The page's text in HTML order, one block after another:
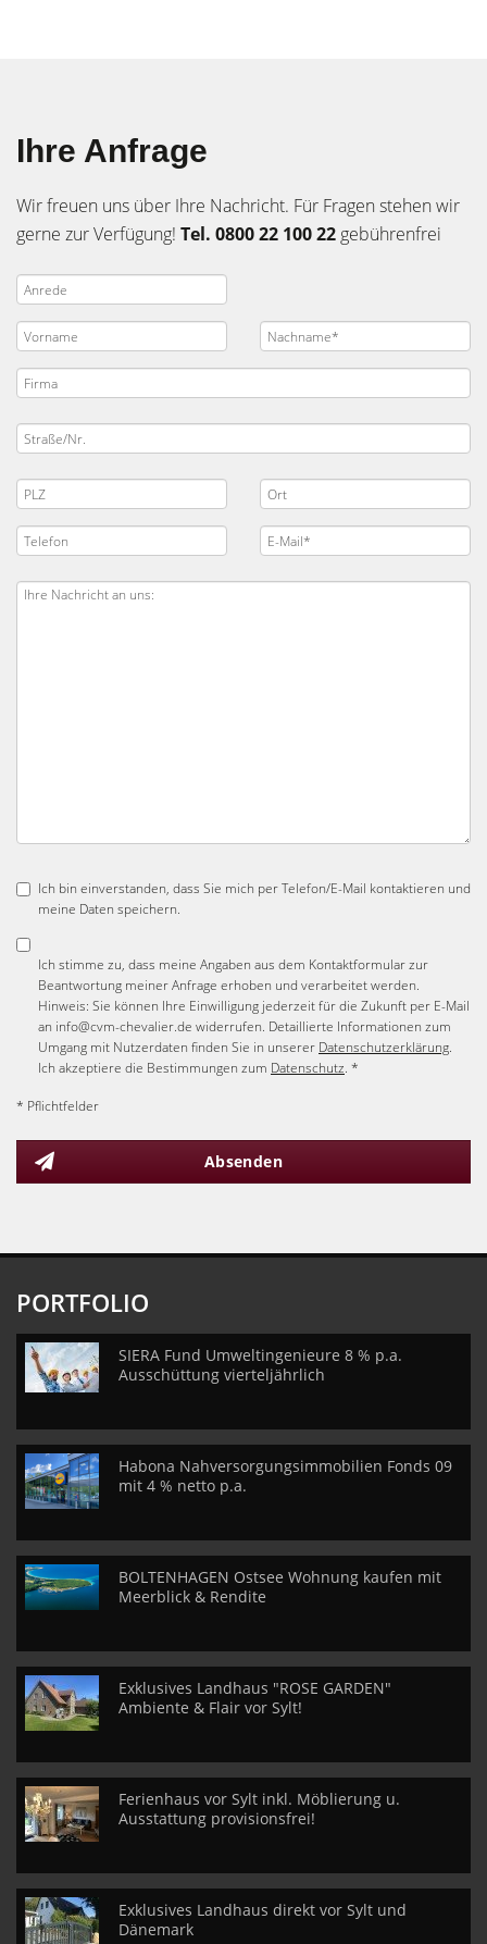
Ihre Anfrage
Wir freuen uns über Ihre Nachricht. Für Fragen stehen wir
gerne zur Verfügung! Tel. 0800 22 100 22 gebührenfrei
Ich bin einverstanden, dass Sie mich per Telefon/E-Mail kontaktieren und
meine Daten speichern.
Ich stimme zu, dass meine Angaben aus dem Kontaktformular zur
Beantwortung meiner Anfrage erhoben und verarbeitet werden.
Hinweis: Sie können Ihre Einwilligung jederzeit für die Zukunft per E-Mail
an info@cvm-chevalier.de widerrufen. Detaillierte Informationen zum
Umgang mit Nutzerdaten finden Sie in unserer Datenschutzerklärung.
Ich akzeptiere die Bestimmungen zum Datenschutz. *
* Pflichtfelder
Absenden
PORTFOLIO
SIERA Fund Umweltingenieure 8 % p.a.
Ausschüttung vierteljährlich
Habona Nahversorgungsimmobilien Fonds 09
mit 4 % netto p.a.
BOLTENHAGEN Ostsee Wohnung kaufen mit
Meerblick & Rendite
Exklusives Landhaus "ROSE GARDEN"
Ambiente & Flair vor Sylt!
Ferienhaus vor Sylt inkl. Möblierung u.
Ausstattung provisionsfrei!
Exklusives Landhaus direkt vor Sylt und
Dänemark